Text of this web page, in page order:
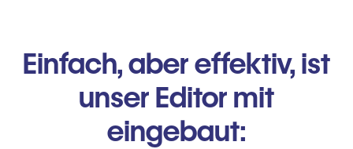
Einfach, aber effektiv, ist
unser Editor mit
eingebaut: